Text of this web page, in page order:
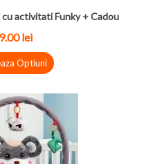
activitati Funky + Cadou
lei
Optiuni